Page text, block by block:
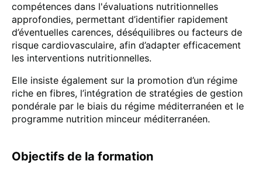
compétences dans l'évaluations nutritionnelles
approfondies, permettant d’identifier rapidement
d’éventuelles carences, déséquilibres ou facteurs de
risque cardiovasculaire, afin d’adapter efficacement
les interventions nutritionnelles.
Elle insiste également sur la promotion d’un régime
riche en fibres, l’intégration de stratégies de gestion
pondérale par le biais du régime méditerranéen et le
programme nutrition minceur méditerranéen.
Objectifs de la formation